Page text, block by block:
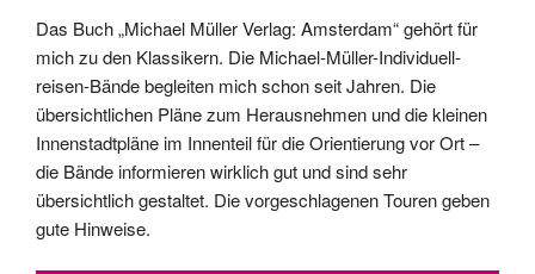
Das Buch „Michael Müller Verlag: Amsterdam“ gehört für
mich zu den Klassikern. Die Michael-Müller-Individuell-
reisen-Bände begleiten mich schon seit Jahren. Die
übersichtlichen Pläne zum Herausnehmen und die kleinen
Innenstadtpläne im Innenteil für die Orientierung vor Ort –
die Bände informieren wirklich gut und sind sehr
übersichtlich gestaltet. Die vorgeschlagenen Touren geben
gute Hinweise.